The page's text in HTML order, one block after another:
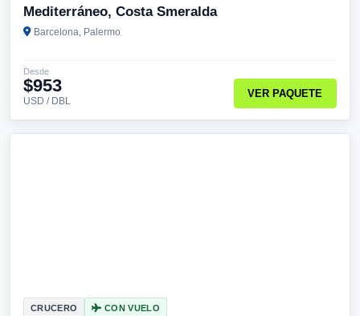
Mediterráneo, Costa Smeralda
Barcelona, Palermo
Desde
$953
USD / DBL
VER PAQUETE
CRUCERO CON VUELO